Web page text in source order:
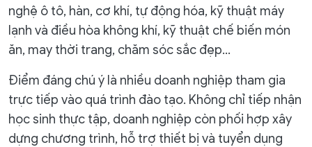
nghệ ô tô, hàn, cơ khí, tự động hóa, kỹ thuật máy
lạnh và điều hòa không khí, kỹ thuật chế biến món
ăn, may thời trang, chăm sóc sắc đẹp…
Điểm đáng chú ý là nhiều doanh nghiệp tham gia
trực tiếp vào quá trình đào tạo. Không chỉ tiếp nhận
học sinh thực tập, doanh nghiệp còn phối hợp xây
dựng chương trình, hỗ trợ thiết bị và tuyển dụng